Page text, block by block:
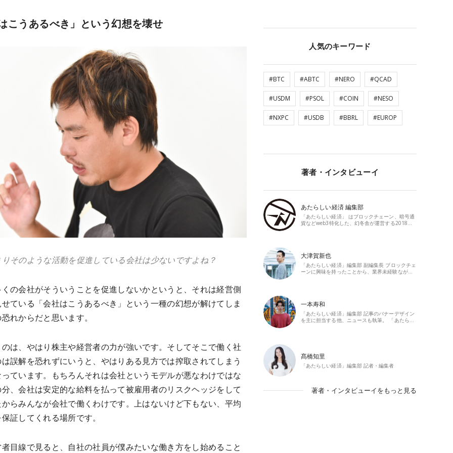
こうあるべき」という幻想を壊せ
そのような活動を促進している会社は少ないですよね？
の会社がそういうことを促進しないかというと、それは経営側
ている「会社はこうあるべき」という一種の幻想が解けてしま
れからだと思います。
は、やはり株主や経営者の力が強いです。そしてそこで働く社
誤解を恐れずにいうと、やはりある見方では搾取されてしまう
ています。もちろんそれは会社というモデルが悪なわけではな
、会社は安定的な給料を払って被雇用者のリスクヘッジをして
らみんなが会社で働くわけです。上はないけど下もない、平均
証してくれる場所です。
目線で見ると、自社の社員が僕みたいな働き方をし始めること
人気のキーワード
#BTC #ABTC #NERO #QCAD
#USDM #PSOL #COIN #NESO
#NXPC #USDB #BBRL #EUROP
著者・インタビューイ
あたらしい経済 編集部
「あたらしい経済」 はブロックチェーン、暗号通
貨などweb3特化した、幻冬舎が運営する2018…
大津賀新也
「あたらしい経済」編集部 副編集長 ブロックチェ
ーンに興味を持ったことから、業界未経験なが…
一本寿和
「あたらしい経済」編集部 記事のバナーデザイン
を主に担当する他、ニュースも執筆。 「あたら…
髙橋知里
「あたらしい経済」編集部 記者・編集者
著者・インタビューイをもっと見る